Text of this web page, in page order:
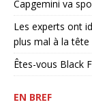
Capgemini va
Les experts ont
plus mal à la tête
Êtes-vous Black
EN BREF